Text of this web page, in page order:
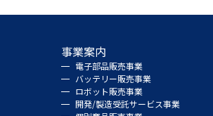
事業案内
電子部品販売事業
バッテリー販売事業
ロボット販売事業
開発/製造受託サービス事業